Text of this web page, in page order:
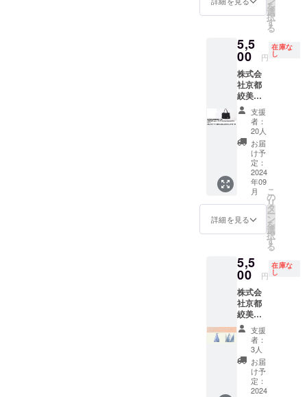
訪れる
人々に
温かい
おもて
なしの
心を伝
えるこ
とがで
きま
す。 そ
こに10
文字以
内の文
字を入
れても
ように
しまし
入れて
ほしい
文字を
記入し
てくだ
さい。
MYのれ
んを楽
しんで
くださ
い。 サ
イズ：
グ終了
後にご
確認の
連絡を
差し上
げま
す。
「SIZU
BAG」
は、伝
統的な
京友禅
染めの
技術を
用いて
制作さ
たりな
美しい
バッグ
です。
この機
会に、
特別な
京都デ
ニムの
アイテ
ムを手
に入れ
によっ
て納品
は前後
します
が大体
3~4ヶ月
かかり
ます。
もし遅
くなる
場合は
すぐに
連絡を
いたし
ます。
【商品
につい
は一体
一体手
作業で
仕上げ
を行っ
てお
り、高
レベル
な均一
化を
図って
おりま
典内容:
会議は
クラウ
ドファ
ンディ
ング終
了後か
ら2024
年12月
まで、
月に1回
開催
（計4
回） ・
オンラ
イン会
議での
クトの
進行状
況や課
題につ
いて議
論 ・あ
なたの
アドバ
イスを
くださ
い ・お
名前な
か？こ
のプロ
トを一
人で進
める中
で、多
くの意
見やサ
ポート
が必要
です。
この券
を手に
した方
は、実
際のオ
ンライ
ン会議
に参加
と一緒
にプロ
ジェク
トの課
題解決
や方向
性につ
いて話
し合う
ことが
できま
す。あ
なたの
を
選
択
す
る
5,5
00 円
在庫な
し
株式会
社京都
絞美
京 さ
ま ・
KIZOM
É a.un
バッグ
〈mono
chrome
〉Eco
トート
・お礼
の動画
URLを
書いた
はQR
コード
を添付
いたし
ます。
・株式
会社
Qretho
nのス
テッ
カー
（ス
テッ
支援
者：
20人
お届
け予
定：
2024
年09
月
詳細を見る
こ
の
リ
タ
ー
ン
を
選
択
す
る
5,5
00 円
在庫な
し
株式会
社京都
絞美
京 さ
ま
KIZOM
É a.un
バッグ
Cotton
Eco
支援
者：
3人
お届
け予
定：
2024